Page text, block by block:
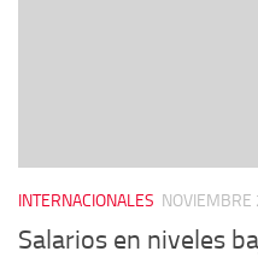
INTERNACIONALES
Salarios en niveles